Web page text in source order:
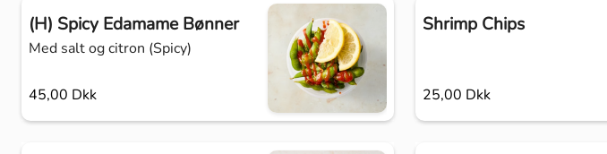
(H) Spicy Edamame Bønner
Med salt og citron (Spicy)
45,00 Dkk
Shrimp Chips
25,00 Dkk